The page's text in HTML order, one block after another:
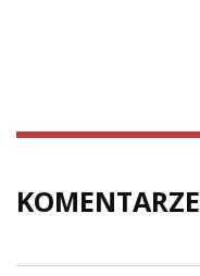
KOMENTARZE